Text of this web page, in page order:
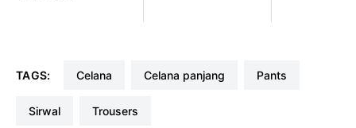
TAGS: celana celana panjang pants
sirwal trousers